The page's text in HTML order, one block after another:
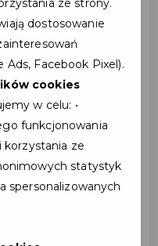
Partnerzy zyskują
które wspierają
dostosowanie
Facebook Pixel).
cookies
w celu: •
funkcjonowania
korzystania ze
statystyk
spersonalizowanych